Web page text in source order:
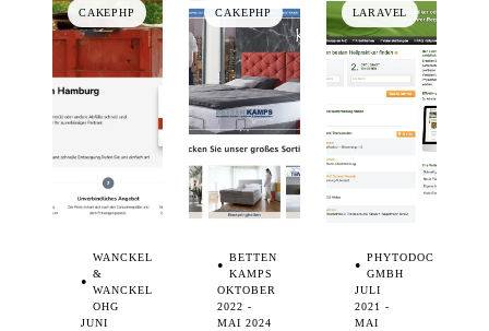
CAKEPHP
WANCKEL
&
WANCKEL
OHG
JUNI
CAKEPHP
BETTEN
KAMPS
OKTOBER
2022 -
MAI 2024
LARAVEL
PHYTODOC
GMBH
JULI
2021 -
MAI